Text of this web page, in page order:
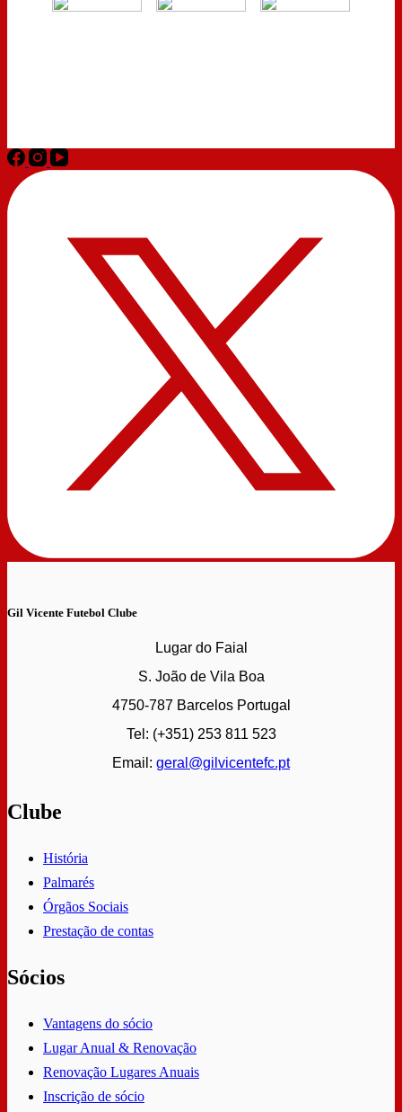
Gil Vicente Futebol Clube
Lugar do Faial
S. João de Vila Boa
4750-787 Barcelos Portugal
Tel: (+351) 253 811 523
Email: geral@gilvicentefc.pt
Clube
História
Palmarés
Órgãos Sociais
Prestação de contas
Sócios
Vantagens do sócio
Lugar Anual & Renovação
Renovação Lugares Anuais
Inscrição de sócio